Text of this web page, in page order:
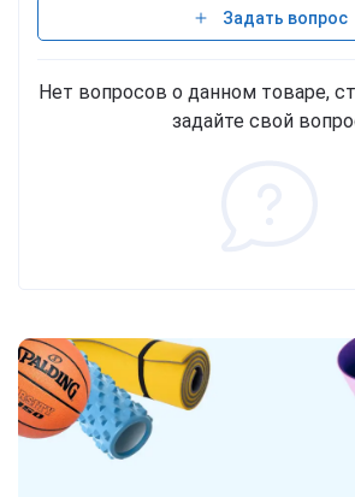
Задать вопрос
Нет вопросов о данном товаре,
задайте свой